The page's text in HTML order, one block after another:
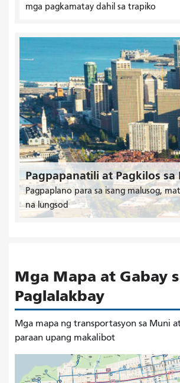
mga pagkamatay dahil sa trapiko
Pagpapanatili at Pagkilos sa
Pagpaplano para sa isang malusog,
na lungsod
Mga Mapa at Gabay
Paglalakbay
Mga mapa ng transportasyon sa Muni
paraan upang makalibot